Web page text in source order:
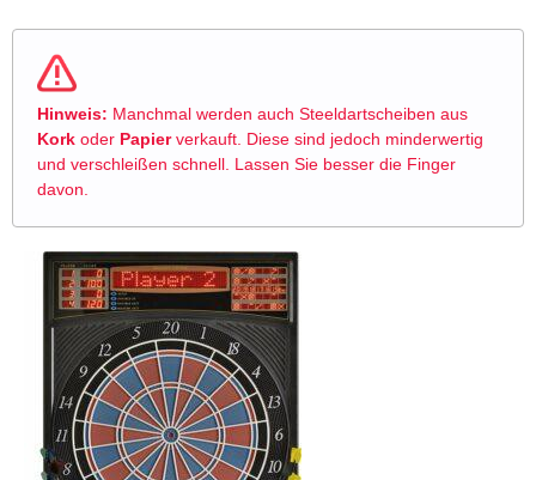
Hinweis: Manchmal werden auch Steeldartscheiben aus
Kork oder Papierverkauft. Diese sind jedoch minderwertig
und verschleißen schnell. Lassen Sie besser die Finger
davon.